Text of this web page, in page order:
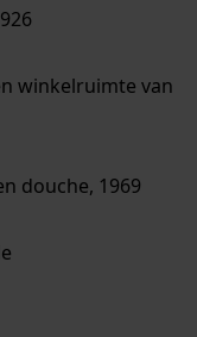
winkelruimte van
douche, 1969